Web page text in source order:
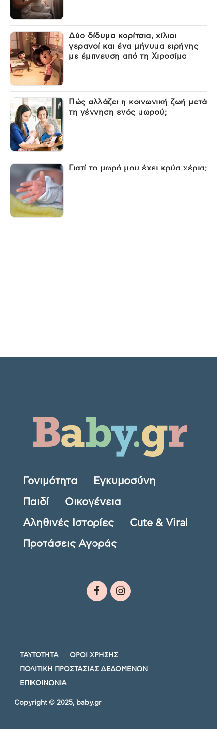
Δύο δίδυμα κορίτσια, χίλιοι
γερανοί και ένα μήνυμα ειρήνης
με έμπνευση από τη Χιροσίμα
Πώς αλλάζει η κοινωνική ζωή μετά
τη γέννηση ενός μωρού;
Γιατί το μωρό μου έχει κρύα χέρια;
Γονιμότητα Εγκυμοσύνη
Παιδί Οικογένεια
Αληθινές Ιστορίες Cute & Viral
Προτάσεις Αγοράς
ΤΑΥΤΟΤΗΤΑ ΟΡΟΙ ΧΡΗΣΗΣ
ΠΟΛΙΤΙΚΗ ΠΡΟΣΤΑΣΙΑΣ ΔΕΔΟΜΕΝΩΝ
ΕΠΙΚΟΙΝΩΝΙΑ
Copyright © 2025, baby.gr